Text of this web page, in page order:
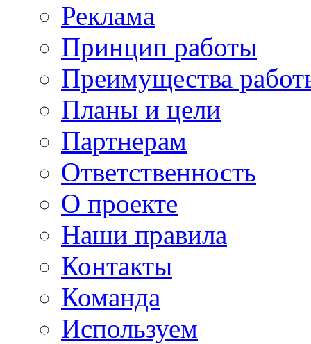
Реклама
Принцип работы
Преимущества
Планы и цели
Партнерам
Ответственность
О проекте
Наши правила
Контакты
Команда
Используем